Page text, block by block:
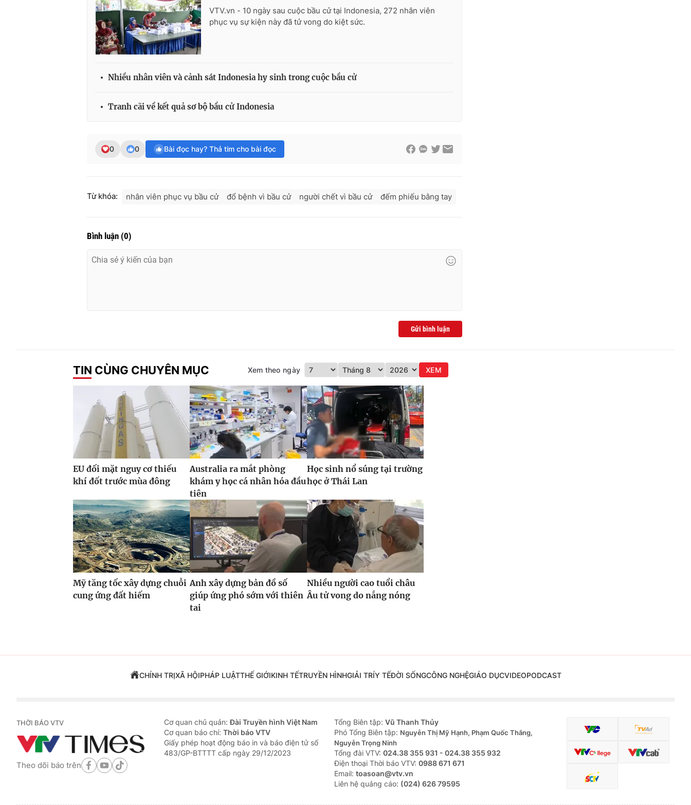
VTV.vn - 10 ngày sau cuộc bầu cử tại Indonesia, 272 nhân viên
phục vụ sự kiện này đã tử vong do kiệt sức.
Nhiều nhân viên và cảnh sát Indonesia hy sinh trong cuộc bầu cử
Tranh cãi về kết quả sơ bộ bầu cử Indonesia
0 0 Bài đọc hay? Thả tim cho bài đọc
Từ khóa: nhân viên phục vụ bầu cử đổ bệnh vì bầu cử người chết vì bầu cử đếm phiếu bằng tay
Bình luận (0)
Gửi bình luận
TIN CÙNG CHUYÊN MỤC Xem theo ngày XEM
EU đối mặt nguy cơ thiếu
khí đốt trước mùa đông
Australia ra mắt phòng
khám y học cá nhân hóa đầu
tiên
Học sinh nổ súng tại trường
học ở Thái Lan
Mỹ tăng tốc xây dựng chuỗi
cung ứng đất hiếm
Anh xây dựng bản đồ số
giúp ứng phó sớm với thiên
tai
Nhiều người cao tuổi châu
Âu tử vong do nắng nóng
CHÍNH TRỊXÃ HỘIPHÁP LUẬTTHẾ GIỚIKINH TẾTRUYỀN HÌNHGIẢI TRÍY TẾĐỜI SỐNGCÔNG NGHỆGIÁO DỤCVIDEOPODCAST
THỜI BÁO VTV
Theo dõi báo trên
Cơ quan chủ quản:Đài Truyền hình Việt Nam
Cơ quan báo chí: Thời báo VTV
Giấy phép hoạt động báo in và báo điện tử số
483/GP-BTTTT cấp ngày 29/12/2023
Tổng Biên tập: Vũ Thanh Thủy
Phó Tổng Biên tập: Nguyễn Thị Mỹ Hạnh, Phạm Quốc Thắng,
Nguyễn Trọng Ninh
Tổng đài VTV: 024.38 355 931 - 024.38 355 932
Ðiện thoại Thời báo VTV: 0988 671 671
Email: toasoan@vtv.vn
Liên hệ quảng cáo: (024) 626 79595